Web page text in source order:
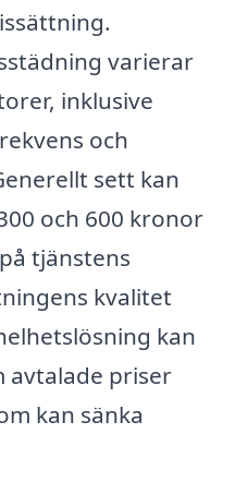
varierar
inklusive
och
sett kan
och 600 kronor
tjänstens
kvalitet
kan
avtalade priser
kan sänka